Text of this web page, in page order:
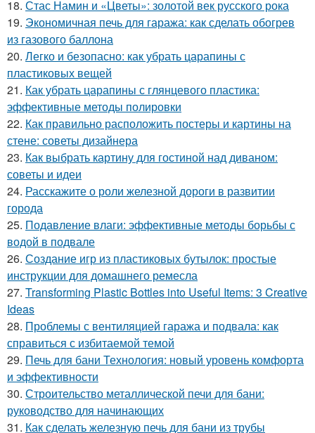
18. Стас Намин и «Цветы»: золотой век русского рока
19. Экономичная печь для гаража: как сделать обогрев
из газового баллона
20. Легко и безопасно: как убрать царапины с
пластиковых вещей
21. Как убрать царапины с глянцевого пластика:
эффективные методы полировки
22. Как правильно расположить постеры и картины на
стене: советы дизайнера
23. Как выбрать картину для гостиной над диваном:
советы и идеи
24. Расскажите о роли железной дороги в развитии
города
25. Подавление влаги: эффективные методы борьбы с
водой в подвале
26. Создание игр из пластиковых бутылок: простые
инструкции для домашнего ремесла
27. Transforming Plastic Bottles into Useful Items: 3 Creative
Ideas
28. Проблемы с вентиляцией гаража и подвала: как
справиться с избитаемой темой
29. Печь для бани Технология: новый уровень комфорта
и эффективности
30. Строительство металлической печи для бани:
руководство для начинающих
31. Как сделать железную печь для бани из трубы